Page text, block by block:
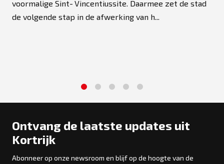
voormalige Sint‑Vincentiussite. Daarmee zet de stad
de volgende stap in de afwerking van h...
Ontvang de laatste updates uit
Kortrijk
Abonneer op onze newsroom en blijf op de hoogte van de